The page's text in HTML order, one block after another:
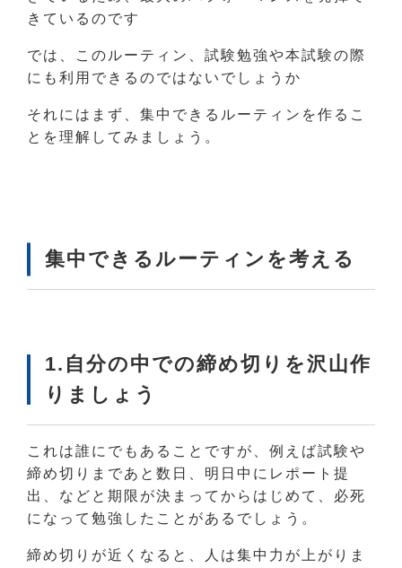
きているのです
では、このルーティン、試験勉強や本試験の際
にも利用できるのではないでしょうか
それにはまず、集中できるルーティンを作るこ
とを理解してみましょう。
集中できるルーティンを考える
1.自分の中での締め切りを沢山作
りましょう
これは誰にでもあることですが、例えば試験や
締め切りまであと数日、明日中にレポート提
出、などと期限が決まってからはじめて、必死
になって勉強したことがあるでしょう。
締め切りが近くなると、人は集中力が上がりま